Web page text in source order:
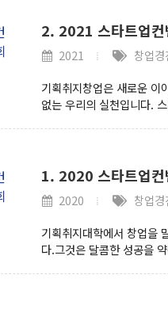
2. 2021 스타트업컨
2021
창업경
기획취지창업은 새로운 이
없는 우리의 실천입니다.
1. 2020 스타트업컨
2020
창업경
기획취지대학에서 창업을
다.그것은 달콤한 성공을